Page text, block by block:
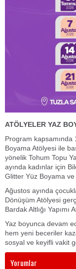
ATÖLYELER YAZ
Program kapsamında
Boyama Atölyesi ile
yönelik Tohum Topu
ayında kadınlar için
Glitter Yüz Boyama ve
Ağustos ayında
Dönüşüm Atölyesi
Bardak Altlığı Yapımı
Yaz boyunca devam
hem yeni beceriler
sosyal ve keyifli vakit
Yorumlar